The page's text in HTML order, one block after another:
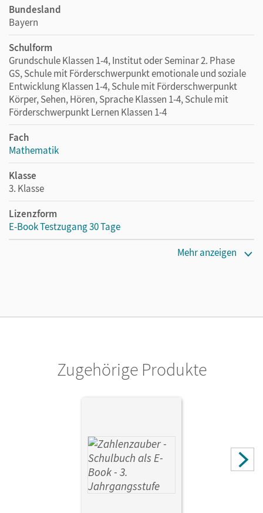
Bundesland
Bayern
Schulform
Grundschule Klassen 1-4, Institut oder Seminar 2. Phase
GS, Schule mit Förderschwerpunkt emotionale und soziale
Entwicklung Klassen 1-4, Schule mit Förderschwerpunkt
Körper, Sehen, Hören, Sprache Klassen 1-4, Schule mit
Förderschwerpunkt Lernen Klassen 1-4
Fach
Mathematik
Klasse
3. Klasse
Lizenzform
E-Book Testzugang 30 Tage
Schraml, Carola; Kullen, Christine; Plankl, Elisabeth; Betz,
Mehr anzeigen
Zugehörige Produkte